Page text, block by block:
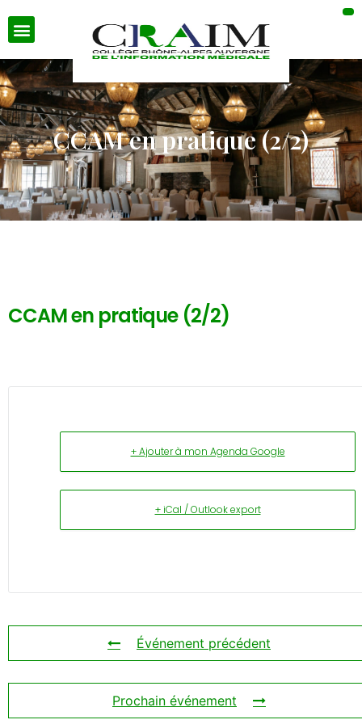
CCAM en pratique (2/2)
CCAM en pratique (2/2)
+ Ajouter à mon Agenda Google
+ iCal / Outlook export
Événement précédent
Prochain événement